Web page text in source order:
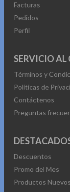
Facturas
Pedidos
Perfil
SERVICIO AL
Términos y
Políticas de
Contáctenos
Preguntas
Descuentos
Promo del Mes
Productos Nuevos